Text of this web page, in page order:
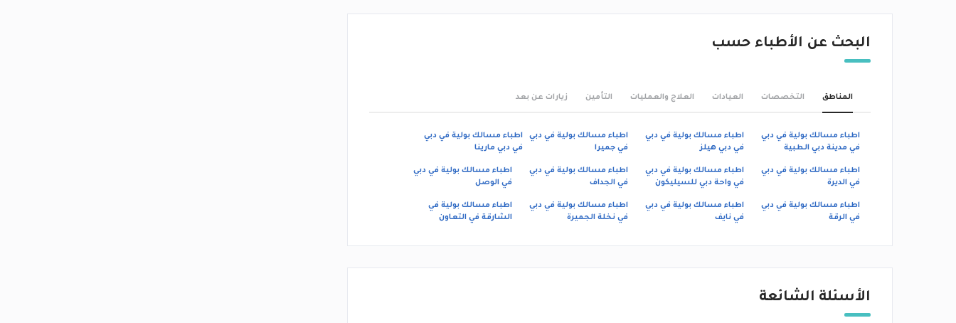
البحث عن الأطباء حسب
المناطق التخصصات العيادات العلاج والعمليات التأمين زيارات عن بعد
اطباء مسالك بولية في دبي
في مدينة دبي الطبية
اطباء مسالك بولية في دبي
في دبي هيلز
اطباء مسالك بولية في دبي
في جميرا
اطباء مسالك بولية في دبي
في دبي مارينا
اطباء مسالك بولية في دبي
في الديرة
اطباء مسالك بولية في دبي
في واحة دبي للسيليكون
اطباء مسالك بولية في دبي
في الجداف
اطباء مسالك بولية في دبي
في الوصل
اطباء مسالك بولية في دبي
في الرقة
اطباء مسالك بولية في دبي
في نايف‎
اطباء مسالك بولية في دبي
في نخلة الجميرة
اطباء مسالك بولية في
الشارقة في التعاون
الأسئلة الشائعة